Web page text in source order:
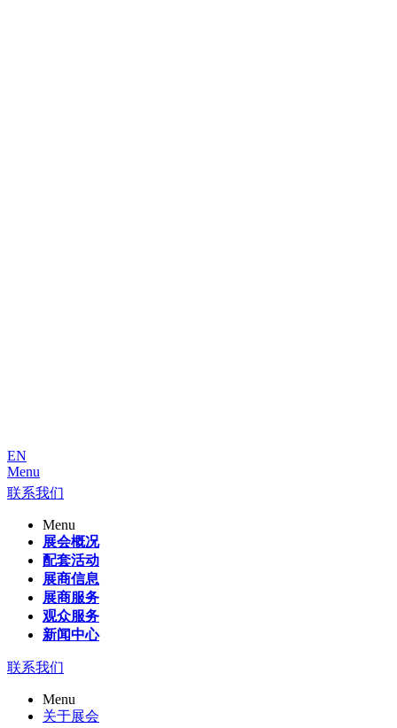
EN
Menu
联系我们
Menu
展会概况
配套活动
展商信息
展商服务
观众服务
新闻中心
联系我们
Menu
关于展会